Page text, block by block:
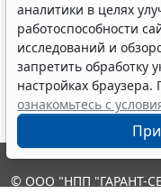
Источник:
Правительство
аналитики в целях
работоспособности
исследований и
запретить обработку
настройках браузера.
ознакомьтесь с
© ООО "НПП "ГАРАНТ-